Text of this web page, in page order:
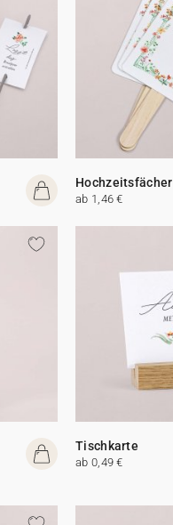
Hochzeitsfächer
ab 1,46 €
Tischkarte
ab 0,49 €